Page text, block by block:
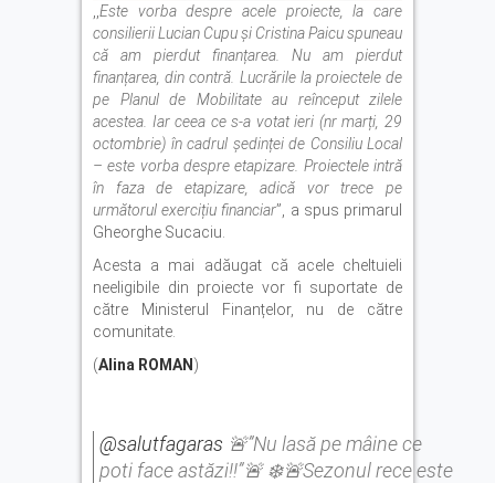
Este vorba despre acele proiecte, la care
consilierii Lucian Cupu și Cristina Paicu spuneau
că am pierdut finanțarea. Nu am pierdut
finanțarea, din contră. Lucrările la proiectele de
pe Planul de Mobilitate au reînceput zilele
acestea. Iar ceea ce s-a votat ieri (nr marți, 29
octombrie) în cadrul ședinței de Consiliu Local
– este vorba despre etapizare. Proiectele intră
în faza de etapizare, adică vor trece pe
următorul exercițiu financiar”, a spus primarul
Gheorghe Sucaciu.
Acesta a mai adăugat că acele cheltuieli
neeligibile din proiecte vor fi suportate de
către Ministerul Finanțelor, nu de către
comunitate.
(Alina ROMAN )
@salutfagaras 🚨”Nu lasă pe mâine ce
poti face astăzi!!”🚨 ❄️🚨Sezonul rece este